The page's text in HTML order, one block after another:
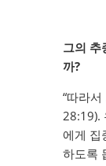
그의 추
까?
“따라
28:19).
에게 집
하도록